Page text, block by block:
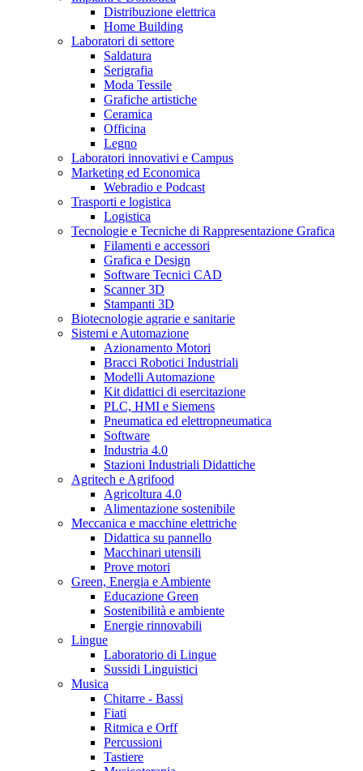
Distribuzione elettrica
Home Building
Laboratori di settore
Saldatura
Serigrafia
Moda Tessile
Grafiche artistiche
Ceramica
Officina
Legno
Laboratori innovativi e Campus
Marketing ed Economica
Webradio e Podcast
Trasporti e logistica
Logistica
Tecnologie e Tecniche di Rappresentazione Grafica
Filamenti e accessori
Grafica e Design
Software Tecnici CAD
Scanner 3D
Stampanti 3D
Biotecnologie agrarie e sanitarie
Sistemi e Automazione
Azionamento Motori
Bracci Robotici Industriali
Modelli Automazione
Kit didattici di esercitazione
PLC, HMI e Siemens
Pneumatica ed elettropneumatica
Software
Industria 4.0
Stazioni Industriali Didattiche
Agritech e Agrifood
Agricoltura 4.0
Alimentazione sostenibile
Meccanica e macchine elettriche
Didattica su pannello
Macchinari utensili
Prove motori
Green, Energia e Ambiente
Educazione Green
Sostenibilità e ambiente
Energie rinnovabili
Lingue
Laboratorio di Lingue
Sussidi Linguistici
Musica
Chitarre - Bassi
Fiati
Ritmica e Orff
Percussioni
Tastiere